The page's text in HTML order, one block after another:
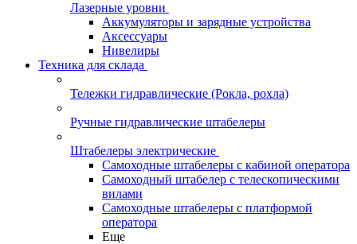
Лазерные уровни
Аккумуляторы и зарядные устройства
Аксессуары
Нивелиры
Техника для склада
Тележки гидравлические (Рокла, рохла)
Ручные гидравлические штабелеры
Штабелеры электрические
Самоходные штабелеры с кабиной оператора
Самоходный штабелер с телескопическими
вилами
Самоходные штабелеры с платформой
оператора
Еще